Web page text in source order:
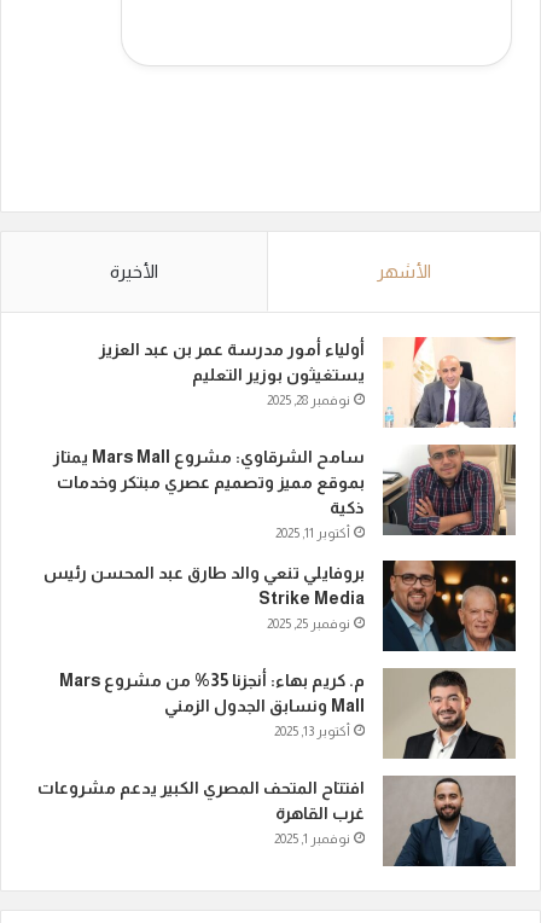
الأشهر الأخيرة
أولياء أمور مدرسة عمر بن عبد العزيز
يستغيثون بوزير التعليم
نوفمبر 28, 2025
سامح الشرقاوي: مشروع Mars Mall يمتاز
بموقع مميز وتصميم عصري مبتكر وخدمات
ذكية
أكتوبر 11, 2025
بروفايلي تنعي والد طارق عبد المحسن رئيس
Strike Media
نوفمبر 25, 2025
م. كريم بهاء: أنجزنا 35% من مشروع Mars
Mall ونسابق الجدول الزمني
أكتوبر 13, 2025
افتتاح المتحف المصري الكبير يدعم مشروعات
غرب القاهرة
نوفمبر 1, 2025